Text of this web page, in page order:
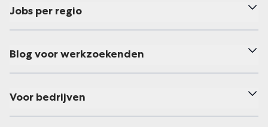
Jobs per regio
Blog voor werkzoekenden
Voor bedrijven